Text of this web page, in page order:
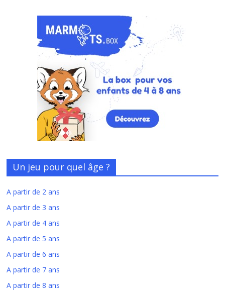
Un jeu pour quel âge ?
A partir de 2 ans
A partir de 3 ans
A partir de 4 ans
A partir de 5 ans
A partir de 6 ans
A partir de 7 ans
A partir de 8 ans